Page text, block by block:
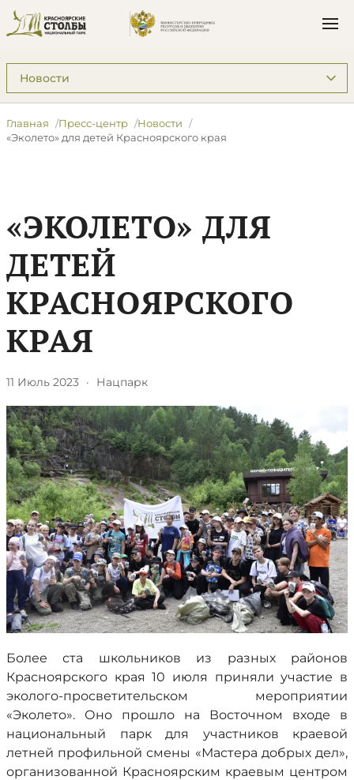
Подразделы: Пресс-центр
Главная Пресс-центр
Новости
«Эколето» для детей Красноярского края
«ЭКОЛЕТО» ДЛЯ
ДЕТЕЙ
КРАСНОЯРСКОГО
КРАЯ
11 Июль 2023 · Нацпарк
Более ста школьников из разных районов
Красноярского края 10 июля приняли участие в
эколого-просветительском мероприятии
«Эколето». Оно прошло на Восточном входе в
национальный парк для участников краевой
летней профильной смены «Мастера добрых дел»,
организованной Красноярским краевым центром